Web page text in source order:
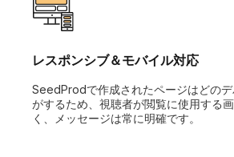
レスポンシブ＆モバイル対応
SeedProdで作成されたページはどのデ
がするため、視聴者が閲覧に使用する
く、メッセージは常に明確です。